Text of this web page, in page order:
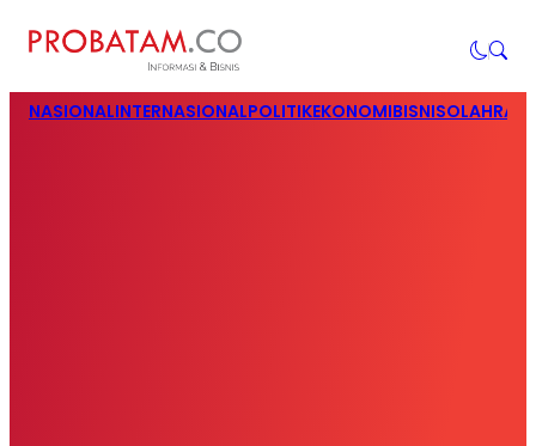
NASIONALINTERNASIONALPOLITIKEKONOMIBISNIS